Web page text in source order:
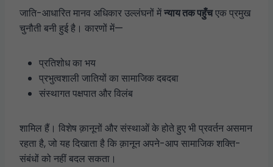
जाति-आधारित मानव अधिकार उल्लंघनों मेंन्याय तक पहुँचएक प्रमुख
चुनौती बनी हुई है। कारणों में—
प्रतिशोध का भय
प्रभुत्वशाली जातियों का सामाजिक दबदबा
संस्थागत पक्षपात और विलंब
शामिल हैं। विशेष क़ानूनों और संस्थाओं के होते हुए भी प्रवर्तन असमान
रहता है, जो यह दिखाता है कि क़ानून अपने-आप सामाजिक शक्ति-
संबंधों को नहीं बदल सकता।